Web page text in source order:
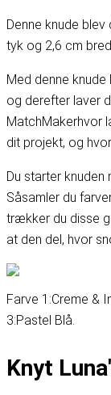
Denne knude
tyk og 2,6 cm
Med denne
og derefter laver
MatchMakerhvor
dit projekt, og
Du starter knuden
Såsamler du
trækker du disse
at den del, hvor
Farve 1:Creme &
3:Pastel Blå.
Knyt